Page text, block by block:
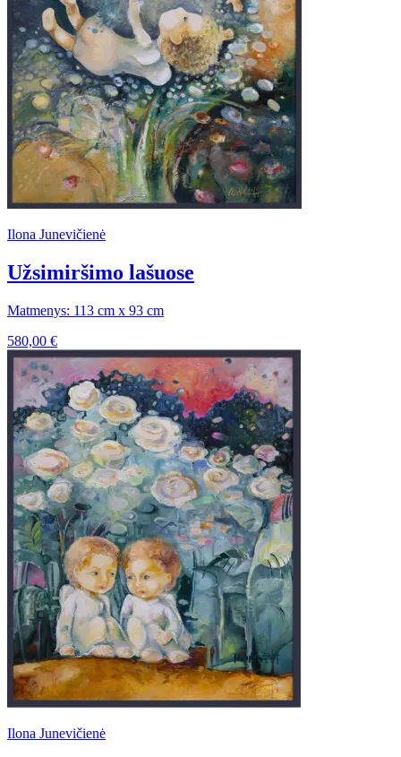
Ilona Junevičienė
Užsimiršimo lašuose
Matmenys: 113 cm x 93 cm
580,00 €
Ilona Junevičienė